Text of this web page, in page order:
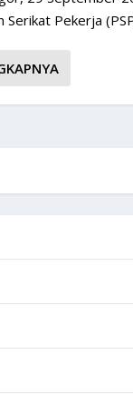
Serikat Pekerja